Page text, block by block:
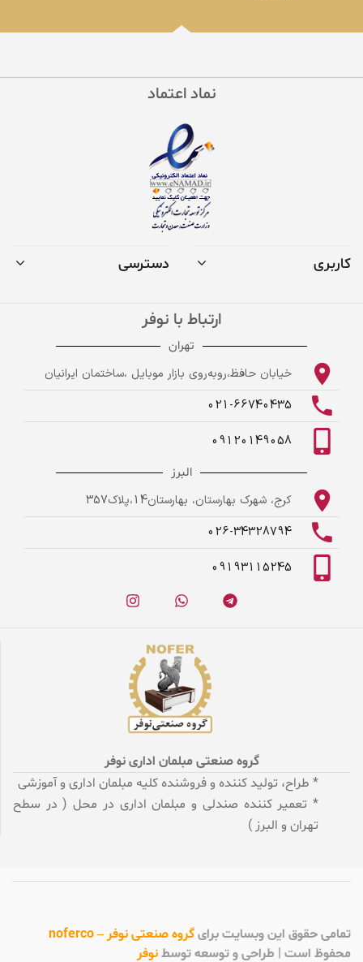
گروه صنعتی مبلمان اداری نوفر
* طراح، تولید کننده و فروشنده کلیه مبلمان اداری و آموزشی
* تعمیر کننده صندلی و مبلمان اداری در محل ( در سطح
تهران و البرز )
ارتباط با نوفر
تهران
خیابان حافظ،روبه‌روی بازار موبایل ،ساختمان ایرانیان
021-66740435
09120149058
البرز
کرج، شهرک بهارستان، بهارستان14،پلاک357
026-34328794
09193115245
دسترسی کاربری
نماد اعتماد
تمامیحقوق این وبسایت برایگروه صنعتی نوفر – noferco
محفوظ است | طراحی و توسعه توسطنوفر